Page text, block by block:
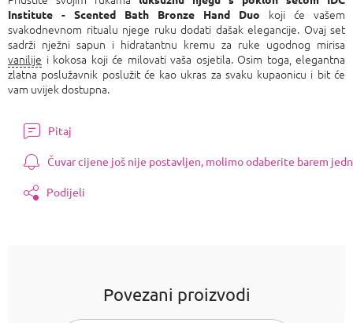
Institute - Scented Bath Bronze Hand Duo
koji će vašem
svakodnevnom ritualu njege ruku dodati dašak elegancije. Ovaj set
sadrži nježni sapun i hidratantnu kremu za ruke ugodnog mirisa
vanilije i kokosa koji će milovati vaša osjetila. Osim toga, elegantna
zlatna poslužavnik poslužit će kao ukras za svaku kupaonicu i bit će
vam uvijek dostupna.
Pitaj
Čuvar cijene još nije postavljen, molimo odaberite barem
Podijeli
Povezani proizvodi